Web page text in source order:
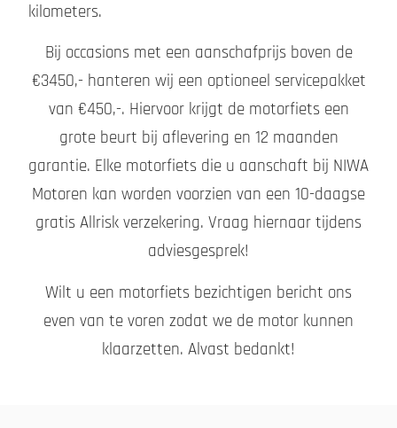
kilometers.
Bij occasions met een aanschafprijs boven de
€3450,- hanteren wij een optioneel servicepakket
van €450,-. Hiervoor krijgt de motorfiets een
grote beurt bij aflevering en 12 maanden
garantie. Elke motorfiets die u aanschaft bij NIWA
Motoren kan worden voorzien van een 10-daagse
gratis Allrisk verzekering. Vraag hiernaar tijdens
adviesgesprek!
Wilt u een motorfiets bezichtigen bericht ons
even van te voren zodat we de motor kunnen
klaarzetten. Alvast bedankt!